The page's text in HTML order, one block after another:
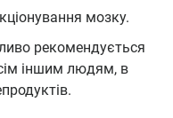
мозку.
рекомендується
іншим людям, в